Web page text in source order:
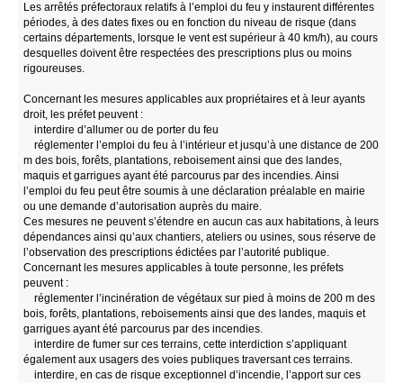
Les arrêtés préfectoraux relatifs à l’emploi du feu y instaurent différentes
périodes, à des dates fixes ou en fonction du niveau de risque (dans
certains départements, lorsque le vent est supérieur à 40 km/h), au cours
desquelles doivent être respectées des prescriptions plus ou moins
rigoureuses.
Concernant les mesures applicables aux propriétaires et à leur ayants
droit, les préfet peuvent :
interdire d’allumer ou de porter du feu
réglementer l’emploi du feu à l’intérieur et jusqu’à une distance de 200
m des bois, forêts, plantations, reboisement ainsi que des landes,
maquis et garrigues ayant été parcourus par des incendies. Ainsi
l’emploi du feu peut être soumis à une déclaration préalable en mairie
ou une demande d’autorisation auprès du maire.
Ces mesures ne peuvent s’étendre en aucun cas aux habitations, à leurs
dépendances ainsi qu’aux chantiers, ateliers ou usines, sous réserve de
l’observation des prescriptions édictées par l’autorité publique.
Concernant les mesures applicables à toute personne, les préfets
peuvent :
réglementer l’incinération de végétaux sur pied à moins de 200 m des
bois, forêts, plantations, reboisements ainsi que des landes, maquis et
garrigues ayant été parcourus par des incendies.
interdire de fumer sur ces terrains, cette interdiction s’appliquant
également aux usagers des voies publiques traversant ces terrains.
interdire, en cas de risque exceptionnel d’incendie, l’apport sur ces